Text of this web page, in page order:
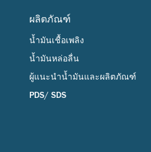
ผลิตภัณฑ์
น้ำมันเชื้อเพลิง
น้ำมันหล่อลื่น
ผู้แนะนำน้ำมันและผลิตภัณฑ์
PDS/ SDS